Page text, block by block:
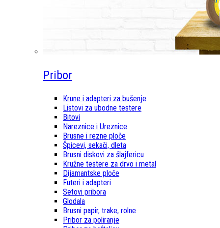
Pribor
Krune i adapteri za bušenje
Listovi za ubodne testere
Bitovi
Nareznice i Ureznice
Brusne i rezne ploče
Špicevi, sekači, dleta
Brusni diskovi za šlajfericu
Kružne testere za drvo i metal
Dijamantske ploče
Futeri i adapteri
Setovi pribora
Glodala
Brusni papir, trake, rolne
Pribor za poliranje